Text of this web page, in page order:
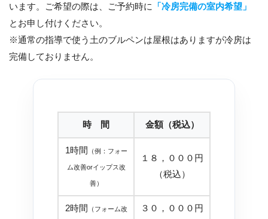
います。ご希望の際は、ご予約時に 「冷房完備の室内希望」
とお申し付けください。
※通常の指導で使う土のブルペンは屋根はありますが冷房は
完備しておりません。
時 間 金額（税込）
1時間 （例：フォー
ム改善orイップス改
善）
１８，０００円
（税込）
2時間 （フォーム改
３０，０００円